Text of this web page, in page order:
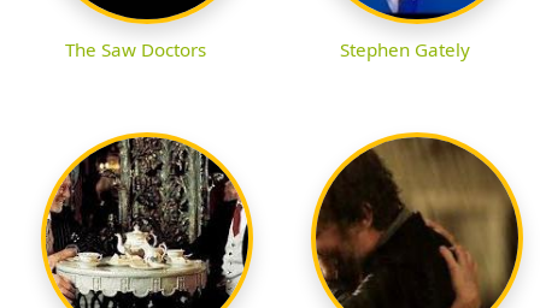
The Saw Doctors Stephen Gately